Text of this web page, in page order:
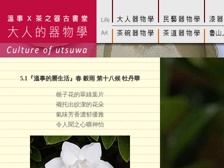
5.1『溫事的曆生活』春 穀雨 第十八候 牡丹華
梔子花的翠綠葉片
襯托出皎潔的花朵
氣味芳香濃郁優雅
令人聞之心曠神怡